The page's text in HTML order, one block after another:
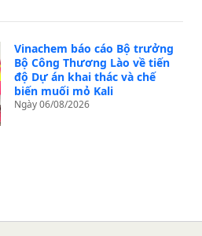
Vinachem báo cáo Bộ trưởng
Bộ Công Thương Lào về tiến
độ Dự án khai thác và chế
biến muối mỏ Kali
Ngày 06/08/2026